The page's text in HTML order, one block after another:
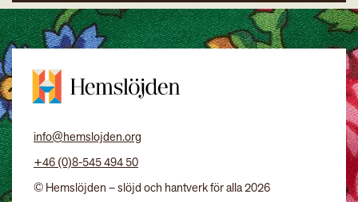
info@hemslojden.org
+46 (0)8-545 494 50
© Hemslöjden – slöjd och hantverk för alla 2026